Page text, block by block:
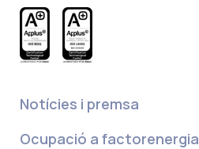
Notícies i premsa
Ocupació a factorenergia